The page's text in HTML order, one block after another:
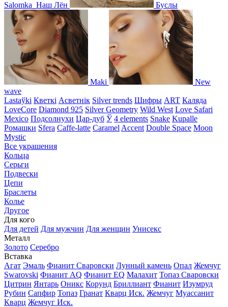
Salomka Наш Лён Буслы
Maki
New
wave
Lastaўki Кветкі Асветнiк Silver trends Шифры ART Каляда
LoveCore Diamond 925 Silver Geometry Wild West Love Safari
Mexico Подсолнухи Цар-дуб Ў 4 elements Snake Kupalle
Ромашки Sfera Caffe-latte Caramel Accent Double Space Moon
Mystic
Все украшения
Кольца
Серьги
Подвески
Цепи
Браслеты
Колье
Другое
Для кого
Для детей Для мужчин Для женщин Унисекс
Металл
Золото Серебро
Вставка
Агат Эмаль Фианит Сваровски Лунный камень Опал Жемчуг
Swarovski Фианит AQ Фианит EQ Малахит Топаз Сваровски
Цитрин Янтарь Оникс Корунд Бриллиант Фианит Изумруд
Рубин Сапфир Топаз Гранат Кварц Иск. Жемчуг Муассанит
Кварц Жемчуг Иск.